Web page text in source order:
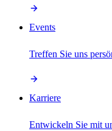
Events
Treffen Sie uns
Karriere
Entwickeln Sie mit